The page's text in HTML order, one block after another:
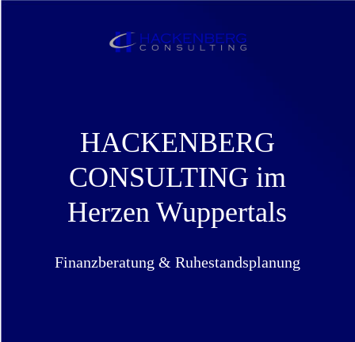
HACKENBERG
CONSULTING im
Herzen Wuppertals
Finanzberatung & Ruhestandsplanung